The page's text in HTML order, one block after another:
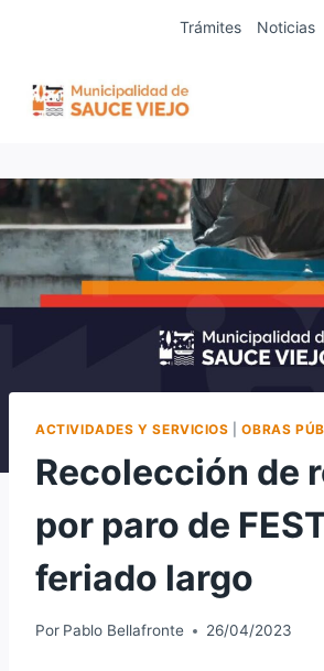
Trámites Noticias
ACTIVIDADES Y SERVICIOS |OBRAS
Recolección de
por paro de
feriado largo
Por Pablo Bellafronte 26/04/2023